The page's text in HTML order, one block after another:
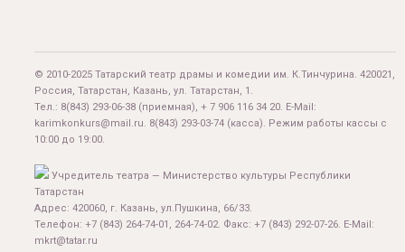
© 2010-2025 Татарский театр драмы и комедии им. К.Тинчурина. 420021,
Россия, Татарстан, Казань, ул. Татарстан, 1.
Тел.: 8(843) 293-06-38 (приемная), + 7 906 116 34 20. E-Mail:
karimkonkurs@mail.ru. 8(843) 293-03-74 (касса). Режим работы кассы с
10:00 до 19:00.
Учредитель театра — Министерство культуры Республики
Татарстан
Адрес: 420060, г. Казань, ул.Пушкина, 66/33.
Телефон: +7 (843) 264-74-01, 264-74-02. Факс: +7 (843) 292-07-26. E-Mail:
mkrt@tatar.ru